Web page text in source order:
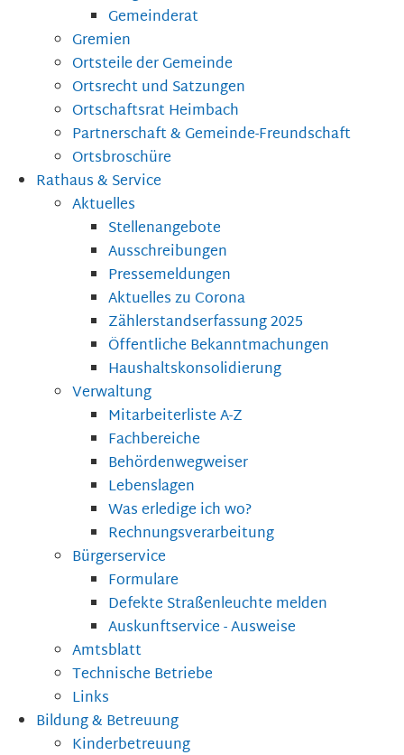
Gemeinderat
Gremien
Ortsteile der Gemeinde
Ortsrecht und Satzungen
Ortschaftsrat Heimbach
Partnerschaft & Gemeinde-Freundschaft
Ortsbroschüre
Rathaus & Service
Aktuelles
Stellenangebote
Ausschreibungen
Pressemeldungen
Aktuelles zu Corona
Zählerstandserfassung 2025
Öffentliche Bekanntmachungen
Haushaltskonsolidierung
Verwaltung
Mitarbeiterliste A-Z
Fachbereiche
Behördenwegweiser
Lebenslagen
Was erledige ich wo?
Rechnungsverarbeitung
Bürgerservice
Formulare
Defekte Straßenleuchte melden
Auskunftservice - Ausweise
Amtsblatt
Technische Betriebe
Links
Bildung & Betreuung
Kinderbetreuung